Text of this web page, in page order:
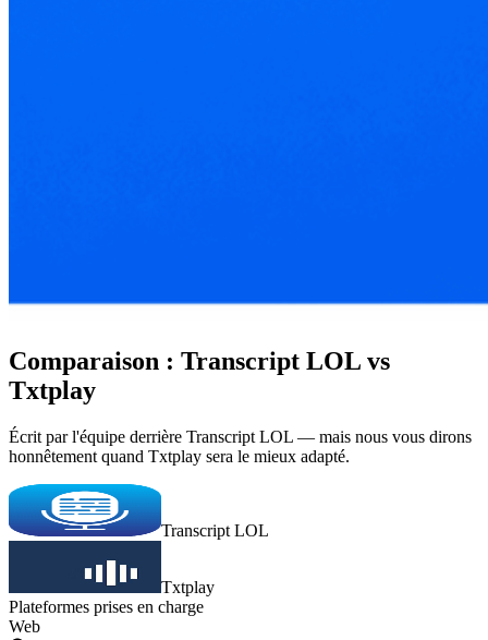
Comparaison : Transcript LOL vs
Txtplay
Écrit par l'équipe derrière Transcript LOL — mais nous vous dirons
honnêtement quand Txtplay sera le mieux adapté.
Transcript LOL
Txtplay
Plateformes prises en charge
Web